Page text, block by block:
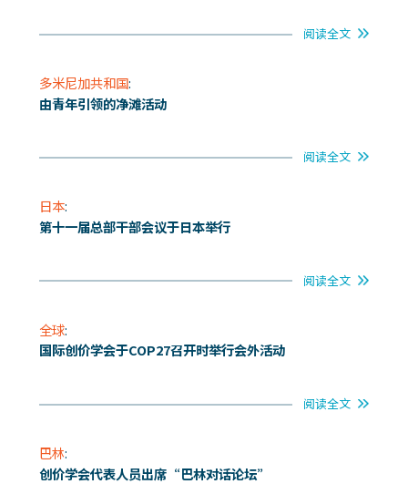
阅读全文
多米尼加共和国:
由青年引领的净滩活动
阅读全文
日本:
第十一届总部干部会议于日本举行
阅读全文
全球:
国际创价学会于COP27召开时举行会外活动
阅读全文
巴林:
创价学会代表人员出席“巴林对话论坛”